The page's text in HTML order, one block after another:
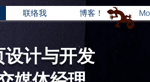
联络我 博客！
设计与开发